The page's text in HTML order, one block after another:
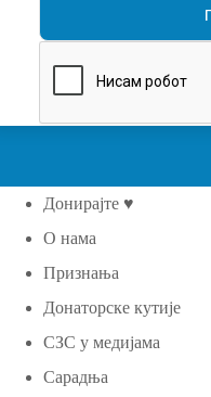
Донирајте ♥
О нама
Признања
Донаторске кутије
СЗС у медијама
Сарадња